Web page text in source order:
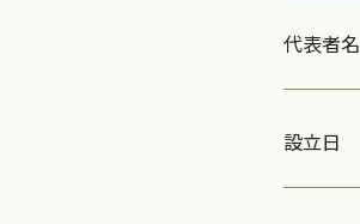
代表者名
設立日